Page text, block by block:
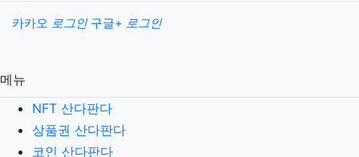
소셜계정으로 로그인
카카오 로그인 구글+ 로그인
메뉴
NFT 산다판다
상품권 산다판다
코인 산다판다